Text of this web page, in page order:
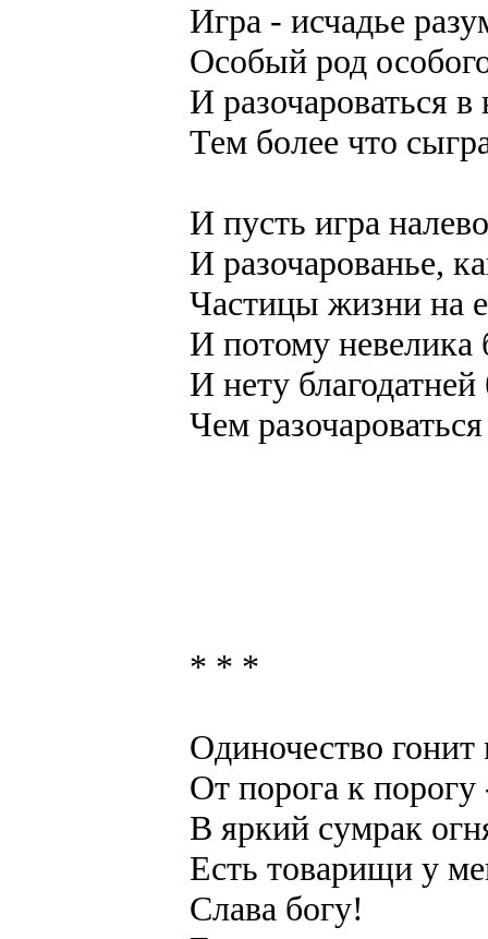
Игра - исчадье
Особый род
И разочароваться в
Тем более что
И пусть игра
И разочарованье,
Частицы жизни на
И потому невелика
И нету благодатней
Чем разочароваться
* * *
Одиночество гонит
От порога к порогу
В яркий сумрак
Есть товарищи у
Слава богу!